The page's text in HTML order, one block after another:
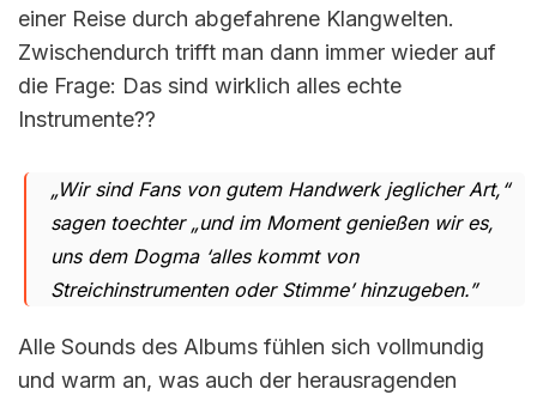
einer Reise durch abgefahrene Klangwelten.
Zwischendurch trifft man dann immer wieder auf
die Frage: Das sind wirklich alles echte
Instrumente??
„Wir sind Fans von gutem Handwerk jeglicher Art,“
sagen toechter „und im Moment genießen wir es,
uns dem Dogma ‘alles kommt von
Streichinstrumenten oder Stimme’ hinzugeben.”
Alle Sounds des Albums fühlen sich vollmundig
und warm an, was auch der herausragenden